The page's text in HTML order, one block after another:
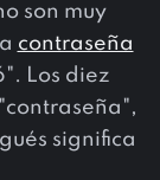
son muy
contraseña
Los diez
significa